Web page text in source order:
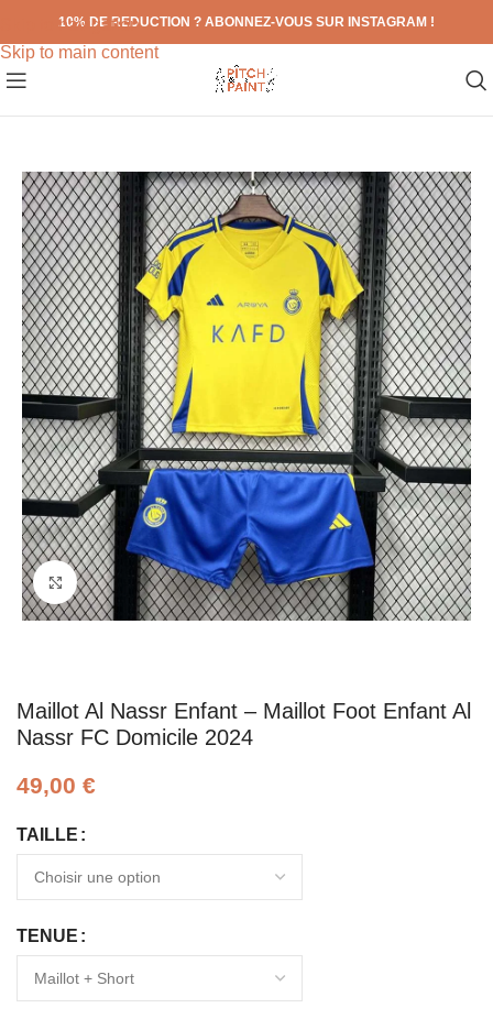
Skip to navigation
Skip to main content
10% DE REDUCTION ? ABONNEZ-VOUS SUR INSTAGRAM !
Click to enlarge
Maillot Al Nassr Enfant – Maillot Foot Enfant Al
Nassr FC Domicile 2024
49,00 €
TAILLE
TENUE